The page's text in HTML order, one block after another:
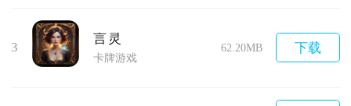
3
言灵
卡牌游戏
62.20MB 下载